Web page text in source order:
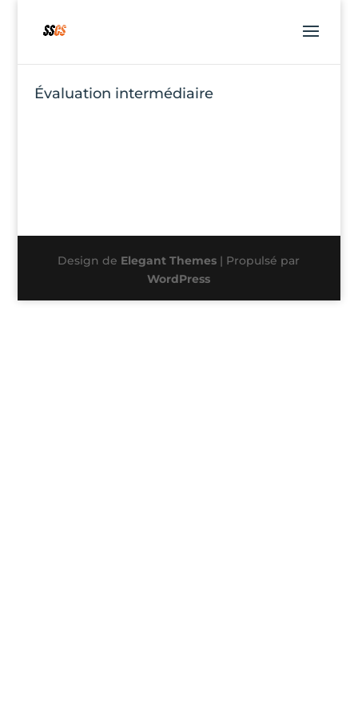
Évaluation intermédiaire
Design de Elegant Themes | Propulsé par
WordPress